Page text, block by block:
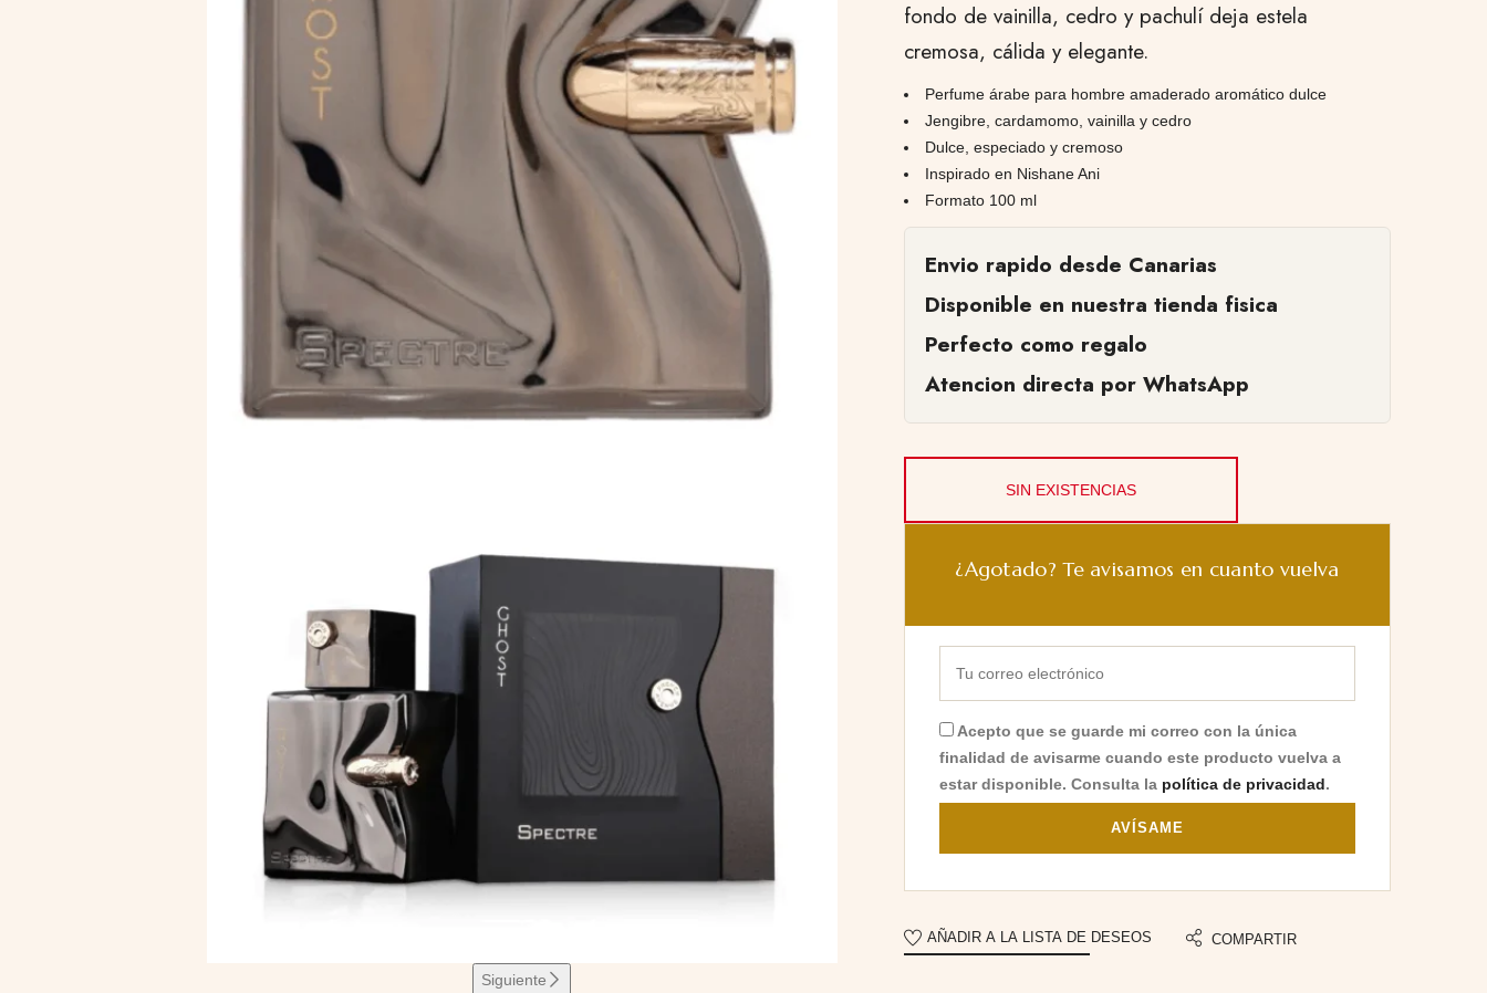
Siguiente
fondo de vainilla, cedro y pachulí deja estela
cremosa, cálida y elegante.
Perfume árabe para hombre amaderado aromático dulce
Jengibre, cardamomo, vainilla y cedro
Dulce, especiado y cremoso
Inspirado en Nishane Ani
Formato 100 ml
Envio rapido desde Canarias
Disponible en nuestra tienda fisica
Perfecto como regalo
Atencion directa por WhatsApp
SIN EXISTENCIAS
¿Agotado? Te avisamos en cuanto vuelva
Acepto que se guarde mi correo con la única
finalidad de avisarme cuando este producto vuelva a
estar disponible. Consulta la política de privacidad.
AVÍSAME
AÑADIR A LA LISTA DE DESEOS COMPARTIR